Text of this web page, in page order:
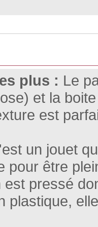
plus : Le
et la
est
un jouet
pour être
est pressé
plastique,